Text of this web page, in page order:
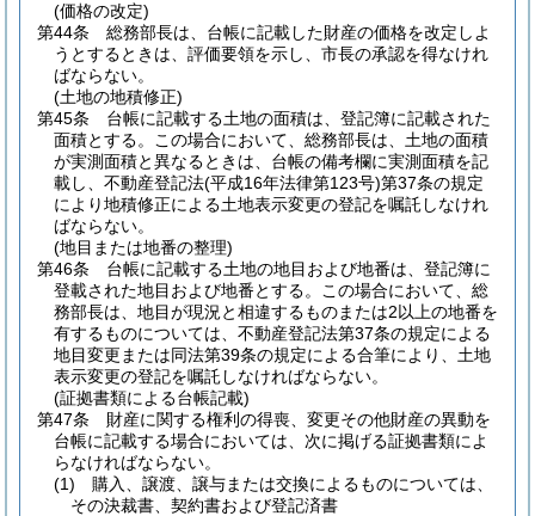
(価格の改定)
第44条
総務部長は、台帳に記載した財産の価格を改定しよ
うとするときは、評価要領を示し、市長の承認を得なけれ
ばならない。
(土地の地積修正)
第45条
台帳に記載する土地の面積は、登記簿に記載された
面積とする。
この場合において、総務部長は、土地の面積
が実測面積と異なるときは、台帳の備考欄に実測面積を記
載し、不動産登記法(平成16年法律第123号)第37条の規定
により地積修正による土地表示変更の登記を嘱託しなけれ
ばならない。
(地目または地番の整理)
第46条
台帳に記載する土地の地目および地番は、登記簿に
登載された地目および地番とする。
この場合において、総
務部長は、地目が現況と相違するものまたは2以上の地番を
有するものについては、不動産登記法第37条の規定による
地目変更または同法第39条の規定による合筆により、土地
表示変更の登記を嘱託しなければならない。
(証拠書類による台帳記載)
第47条
財産に関する権利の得喪、変更その他財産の異動を
台帳に記載する場合においては、次に掲げる証拠書類によ
らなければならない。
(1)
購入、譲渡、譲与または交換によるものについては、
その決裁書、契約書および登記済書